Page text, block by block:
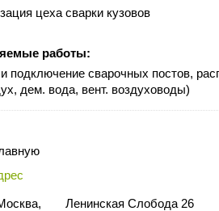
цеха сварки кузовов
работы:
подключение сварочных постов,
дем. вода, вент. воздуховоды)
Ленинская Слобода 26